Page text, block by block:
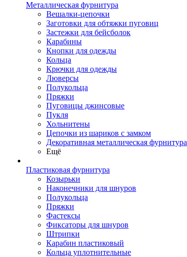
Металлическая фурнитура
Вешалки-цепочки
Заготовки для обтяжки пуговиц
Застежки для бейсболок
Карабины
Кнопки для одежды
Кольца
Крючки для одежды
Люверсы
Полукольца
Пряжки
Пуговицы джинсовые
Пукля
Хольнитены
Цепочки из шариков с замком
Декоративная металлическая фурнитура
Ещё
Пластиковая фурнитура
Козырьки
Наконечники для шнуров
Полукольца
Пряжки
Фастексы
Фиксаторы для шнуров
Штрипки
Карабин пластиковый
Кольца уплотнительные